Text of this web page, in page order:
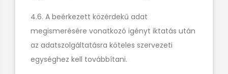
4.6. A beérkezett közérdekű adat
megismerésére vonatkozó igényt iktatás után
az adatszolgáltatásra köteles szervezeti
egységhez kell továbbítani.